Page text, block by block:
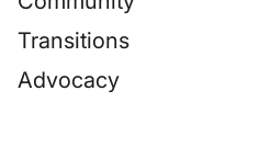
Transitions
Advocacy